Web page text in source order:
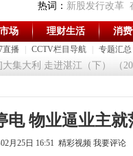
热词： 新股发行改革
直播 CCTV栏目导航 专题汇总
场 理财生活 消
集大利 走进湛江（下） （
电 物业逼业主就
月25日 16:51 精彩视频 我要评论